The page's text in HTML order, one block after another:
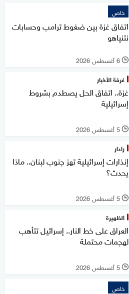
خاص
اتفاق غزة بين ضغوط ترامب وحسابات
نتنياهو
l 6 أغسطس 2026
غرفة الأخبار
غزة.. اتفاق الحل يصطدم بشروط
إسرائيلية
l 5 أغسطس 2026
رادار
إنذارات إسرائيلية تهز جنوب لبنان.. ماذا
يحدث؟
l 5 أغسطس 2026
الظهيرة
العراق على خط النار.. إسرائيل تتأهب
لهجمات محتملة
l 5 أغسطس 2026
خاص